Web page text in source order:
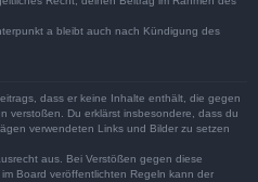
a bleibt auch nach Kündigung des
dass er keine Inhalte enthält, die gegen
verstoßen. Du erklärst insbesondere, dass du
verwendeten Links und Bilder zu setzen
aus. Bei Verstößen gegen diese
Board veröffentlichten Regeln kann der